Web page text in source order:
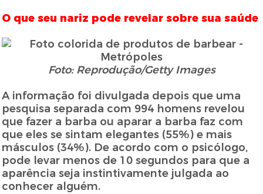
O que seu nariz pode revelar sobre sua saúde
Foto: Reprodução/Getty Images
A informação foi divulgada depois que uma
pesquisa separada com 994 homens revelou
que fazer a barba ou aparar a barba faz com
que eles se sintam elegantes (55%) e mais
másculos (34%). De acordo com o psicólogo,
pode levar menos de 10 segundos para que a
aparência seja instintivamente julgada ao
conhecer alguém.